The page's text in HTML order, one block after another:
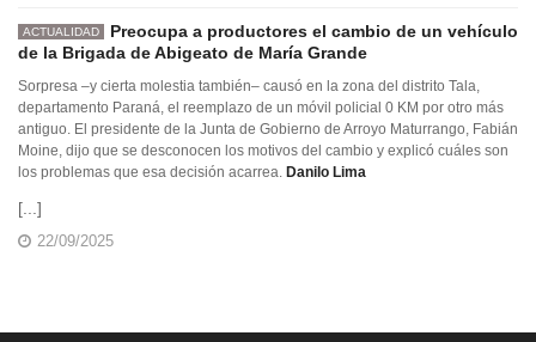
ACTUALIDAD
Preocupa a productores el cambio de un vehículo
de la Brigada de Abigeato de María Grande
Sorpresa –y cierta molestia también– causó en la zona del distrito Tala,
departamento Paraná, el reemplazo de un móvil policial 0 KM por otro más
antiguo. El presidente de la Junta de Gobierno de Arroyo Maturrango, Fabián
Moine, dijo que se desconocen los motivos del cambio y explicó cuáles son
los problemas que esa decisión acarrea. Danilo Lima
[...]
22/09/2025